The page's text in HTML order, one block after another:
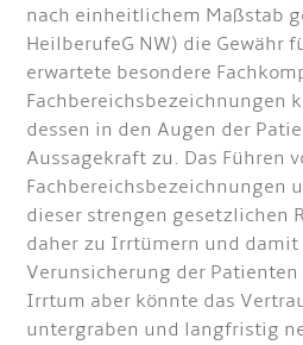
nach einheitlichem Maßstab
HeilberufeG NW) die Gewähr
erwartete besondere
Fachbereichsbezeichnungen
dessen in den Augen der
Aussagekraft zu. Das Führen
Fachbereichsbezeichnungen
dieser strengen gesetzlichen
daher zu Irrtümern und damit
Verunsicherung der
Irrtum aber könnte das
untergraben und langfristig